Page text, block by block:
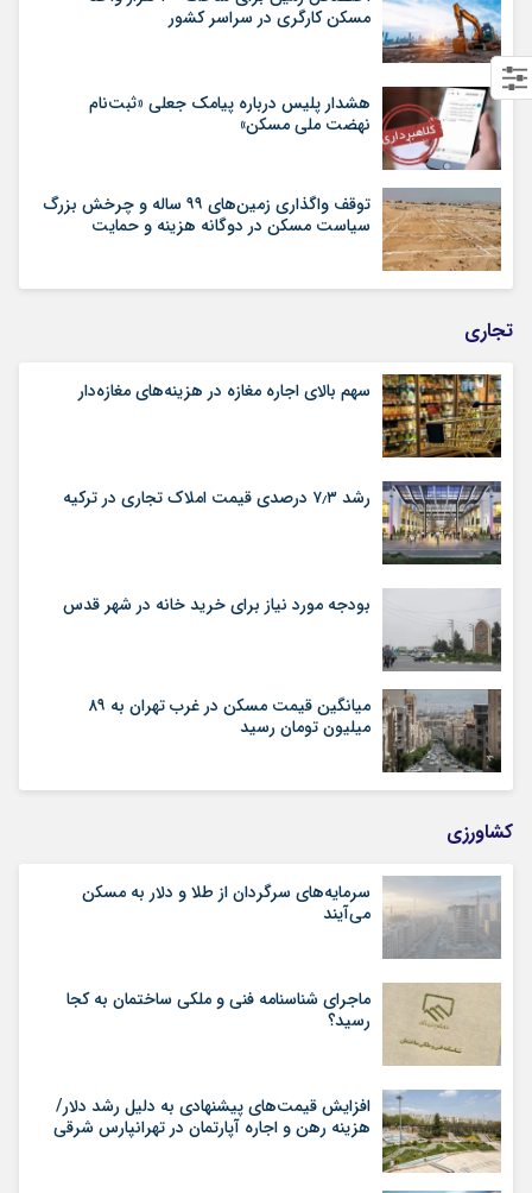
مسکن کارگری در سراسر کشور
هشدار پلیس درباره پیامک جعلی «ثبت‌نام
نهضت ملی مسکن»
توقف واگذاری زمین‌های ۹۹ ساله و چرخش بزرگ
سیاست مسکن در دوگانه هزینه و حمایت
تجاری
سهم بالای اجاره‌‌ مغازه در هزینه‌‌های مغازه‌‌دار
رشد ۷٫۳ درصدی قیمت‌ املاک تجاری در ترکیه
بودجه مورد نیاز برای خرید خانه در شهر قدس
میانگین قیمت مسکن در غرب تهران به ۸۹
میلیون تومان رسید
کشاورزی
سرمایه‌های سرگردان از طلا و دلار به مسکن
می‌آیند
ماجرای شناسنامه‌ فنی و ملکی ساختمان به کجا
رسید؟
افزایش قیمت‌های پیشنهادی به دلیل رشد دلار/
هزینه رهن و اجاره آپارتمان در تهرانپارس شرقی